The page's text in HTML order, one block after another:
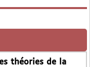
théories de la